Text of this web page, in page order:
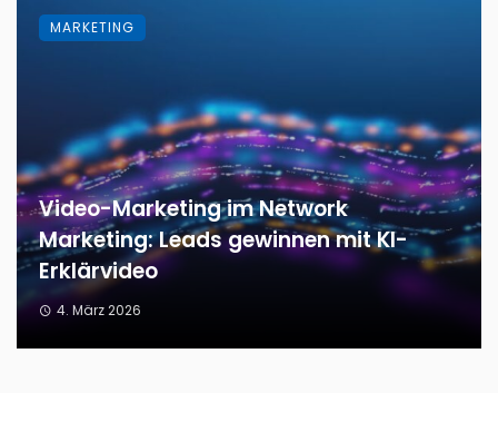
Video-Marketing im Network
Marketing: Leads gewinnen mit KI-
Erklärvideo
4. März 2026
MARKETING